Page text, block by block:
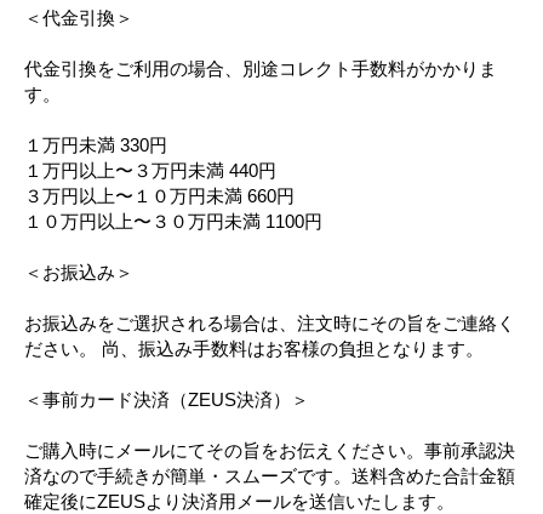
＜代金引換＞
代金引換をご利用の場合、別途コレクト手数料がかかりま
す。
１万円未満 330円
１万円以上〜３万円未満 440円
３万円以上〜１０万円未満 660円
１０万円以上〜３０万円未満 1100円
＜お振込み＞
お振込みをご選択される場合は、注文時にその旨をご連絡く
ださい。 尚、振込み手数料はお客様の負担となります。
＜事前カード決済（ZEUS決済）＞
ご購入時にメールにてその旨をお伝えください。事前承認決
済なので手続きが簡単・スムーズです。送料含めた合計金額
確定後にZEUSより決済用メールを送信いたします。